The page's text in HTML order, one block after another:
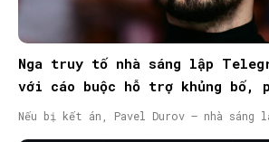
Nga truy tố nhà sáng lập
với cáo buộc hỗ trợ khủng bố,
nã quốc tế
Nếu bị kết án, Pavel Durov – nhà sáng